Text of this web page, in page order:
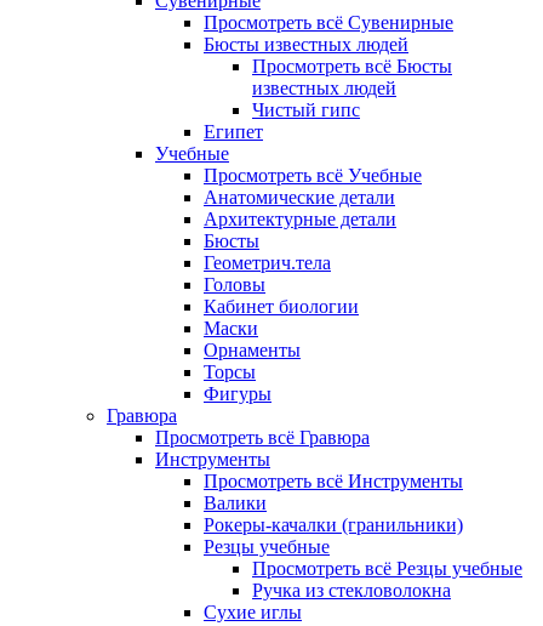
Просмотреть всё Сувенирные
Бюсты известных людей
Просмотреть всё Бюсты
известных людей
Чистый гипс
Египет
Учебные
Просмотреть всё Учебные
Анатомические детали
Архитектурные детали
Бюсты
Геометрич.тела
Головы
Кабинет биологии
Маски
Орнаменты
Торсы
Фигуры
Гравюра
Просмотреть всё Гравюра
Инструменты
Просмотреть всё Инструменты
Валики
Рокеры-качалки (гранильники)
Резцы учебные
Просмотреть всё Резцы учебные
Ручка из стекловолокна
Сухие иглы